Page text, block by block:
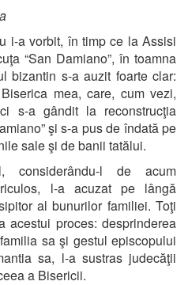
i-a vorbit, în timp ce la Assisi
“San Damiano”, în toamna
bizantin s-a auzit foarte clar:
mea, care, cum vezi,
s-a gândit la reconstrucţia
şi s-a pus de îndată pe
sale şi de banii tatălui.
considerându-l de acum
l-a acuzat pe lângă
al bunurilor familiei. Toţi
acestui proces: desprinderea
sa şi gestul episcopului
sa, l-a sustras judecăţii
a Bisericii.